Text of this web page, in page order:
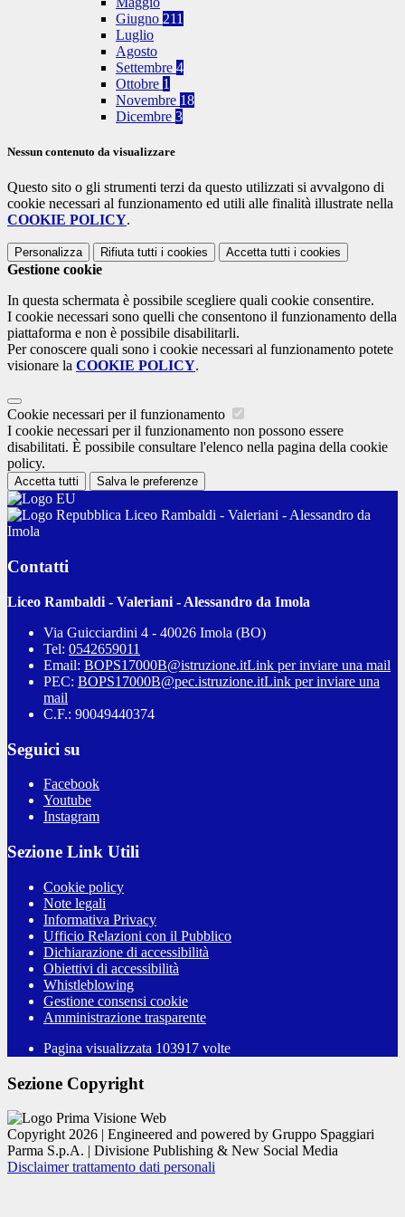
Giugno 211
Luglio
Agosto
Settembre 4
Ottobre 1
Novembre 18
Dicembre 3
Nessun contenuto da visualizzare
Questo sito o gli strumenti terzi da questo utilizzati si avvalgono di
cookie necessari al funzionamento ed utili alle finalità illustrate nella
COOKIE POLICY.
Personalizza Rifiuta tutti i cookies Accetta tutti i cookies
Gestione cookie
In questa schermata è possibile scegliere quali cookie consentire.
I cookie necessari sono quelli che consentono il funzionamento della
piattaforma e non è possibile disabilitarli.
Per conoscere quali sono i cookie necessari al funzionamento potete
visionare la COOKIE POLICY.
Cookie necessari per il funzionamento
I cookie necessari per il funzionamento non possono essere
disabilitati. È possibile consultare l'elenco nella pagina della cookie
policy.
Accetta tutti Salva le preferenze
Liceo Rambaldi - Valeriani - Alessandro da
Imola
Contatti
Liceo Rambaldi - Valeriani - Alessandro da Imola
Via Guicciardini 4 - 40026 Imola (BO)
Tel: 0542659011
Email: BOPS17000B@istruzione.itLink per inviare una mail
PEC: BOPS17000B@pec.istruzione.itLink per inviare una
mail
C.F.: 90049440374
Seguici su
Facebook
Youtube
Instagram
Sezione Link Utili
Cookie policy
Note legali
Informativa Privacy
Ufficio Relazioni con il Pubblico
Dichiarazione di accessibilità
Obiettivi di accessibilità
Whistleblowing
Gestione consensi cookie
Amministrazione trasparente
Pagina visualizzata 103917 volte
Sezione Copyright
Copyright 2026 | Engineered and powered by Gruppo Spaggiari
Parma S.p.A. | Divisione Publishing & New Social Media
Disclaimer trattamento dati personali